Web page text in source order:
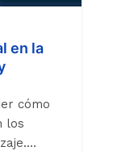
en la
cómo
los